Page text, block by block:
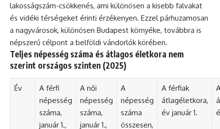
lakosságszám-csökkenés, ami különösen a kisebb falvakat
és vidéki térségeket érinti érzékenyen. Ezzel párhuzamosan
a nagyvárosok, különösen Budapest környéke, továbbra is
népszerű célpont a belföldi vándorlók körében.
Teljes népesség száma és átlagos életkora nem
szerint országos szinten (2025)
Év
A férfi
népesség
száma,
január 1.,
A női
népesség
száma,
január 1.,
A
népesség
száma
összesen,
A férfiak
átlagéletkora,
év január 1.